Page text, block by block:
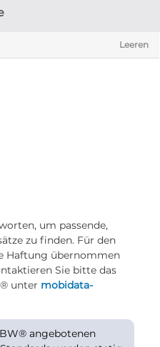
Leeren
um passende,
zu finden. Für den
Haftung übernommen
Sie bitte das
unter mobidata-
angebotenen